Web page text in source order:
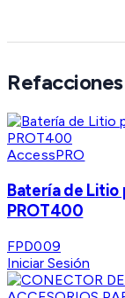
Refacciones
AccessPRO
Batería de Litio
PROT400
FPD009
Iniciar Sesión